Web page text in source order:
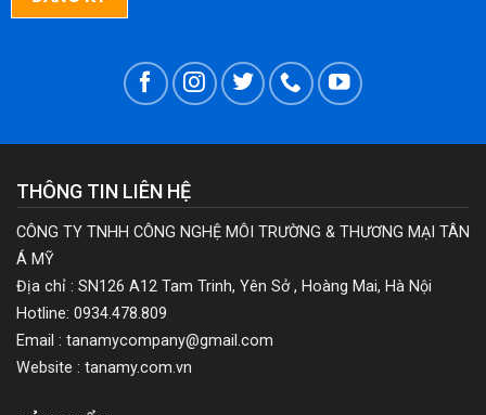
THÔNG TIN LIÊN HỆ
CÔNG TY TNHH CÔNG NGHỆ MÔI TRƯỜNG & THƯƠNG MẠI TÂN
Á MỸ
Địa chỉ : SN126 A12 Tam Trinh, Yên Sở , Hoàng Mai, Hà Nội
Hotline: 0934.478.809
Email : tanamycompany@gmail.com
Website : tanamy.com.vn